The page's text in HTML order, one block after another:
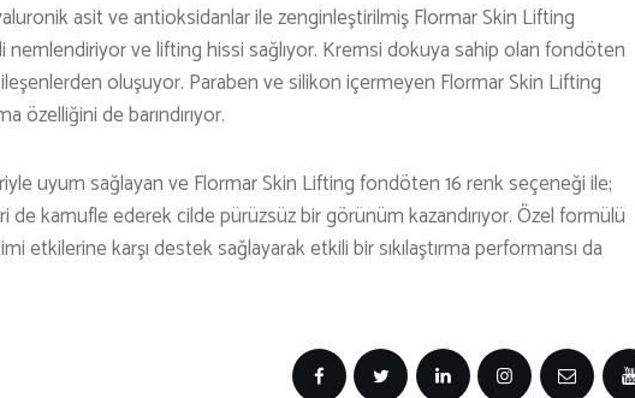
asit ve antioksidanlar ile zenginleştirilmiş Flormar Skin Lifting
ve lifting hissi sağlıyor. Kremsi dokuya sahip olan fondöten
oluşuyor. Paraben ve silikon içermeyen Flormar Skin Lifting
özelliğini de barındırıyor.
uyum sağlayan ve Flormar Skin Lifting fondöten 16 renk seçeneği ile;
de kamufle ederek cilde pürüzsüz bir görünüm kazandırıyor. Özel formülü
etkilerine karşı destek sağlayarak etkili bir sıkılaştırma performansı da